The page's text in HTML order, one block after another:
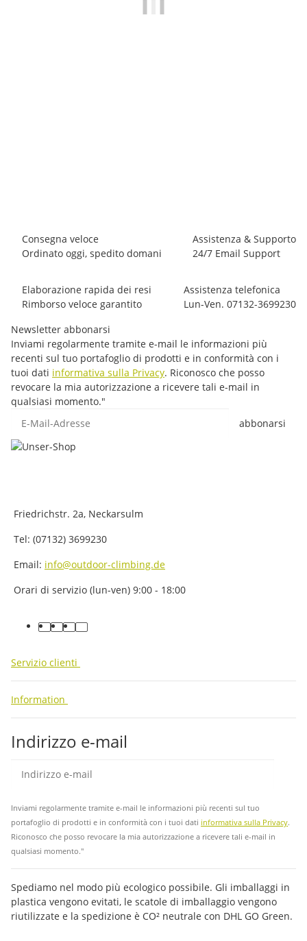
Consegna veloce
Ordinato oggi, spedito domani
Assistenza & Supporto
24/7 Email Support
Elaborazione rapida dei resi
Rimborso veloce garantito
Assistenza telefonica
Lun-Ven. 07132-3699230
Newsletter abbonarsi
Inviami regolarmente tramite e-mail le informazioni più
recenti sul tuo portafoglio di prodotti e in conformità con i
tuoi dati informativa sulla Privacy. Riconosco che posso
revocare la mia autorizzazione a ricevere tali e-mail in
qualsiasi momento."
abbonarsi
Friedrichstr. 2a, Neckarsulm
Tel: (07132) 3699230
Email: info@outdoor-climbing.de
Orari di servizio (lun-ven) 9:00 - 18:00
facebook
youtube
instagram
tiktok
Servizio clienti
Information
Indirizzo e-mail
Inviami regolarmente tramite e-mail le informazioni più recenti sul tuo
portafoglio di prodotti e in conformità con i tuoi dati informativa sulla Privacy.
Riconosco che posso revocare la mia autorizzazione a ricevere tali e-mail in
qualsiasi momento."
Spediamo nel modo più ecologico possibile. Gli imballaggi in
plastica vengono evitati, le scatole di imballaggio vengono
riutilizzate e la spedizione è CO² neutrale con DHL GO Green.